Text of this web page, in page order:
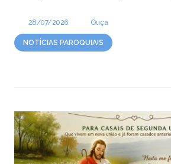
28/07/2026 Ouça
NOTÍCIAS PAROQUIAIS